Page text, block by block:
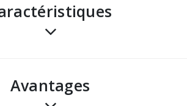
avantages